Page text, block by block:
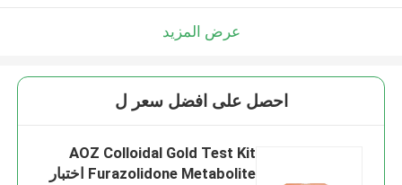
عرض المزيد
احصل على افضل سعر ل
AOZ Colloidal Gold Test Kit
Furazolidone Metabolite اختبار